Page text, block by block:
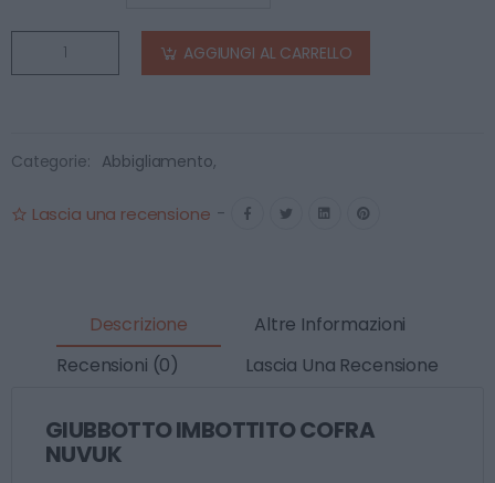
AGGIUNGI AL CARRELLO
Categorie: Abbigliamento,
Lascia una recensione -
Descrizione
Altre Informazioni
Recensioni (0)
Lascia Una Recensione
GIUBBOTTO IMBOTTITO COFRA
NUVUK